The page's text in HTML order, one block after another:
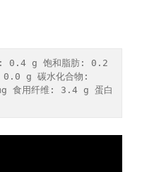
: 0.4 g 饱和脂肪: 0.2
g 碳水化合物:
用纤维: 3.4 g 蛋白